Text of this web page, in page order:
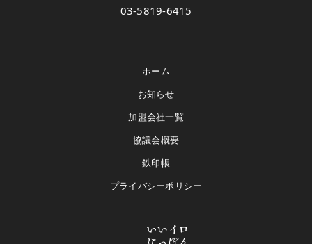
03-5819-6415
ホーム
お知らせ
加盟会社一覧
協議会概要
鉄印帳
プライバシーポリシー